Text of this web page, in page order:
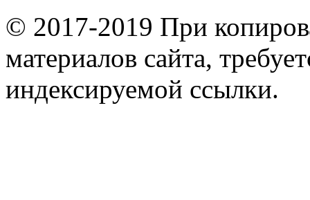
© 2017-2019 При
материалов сайта,
индексируемой ссылки.